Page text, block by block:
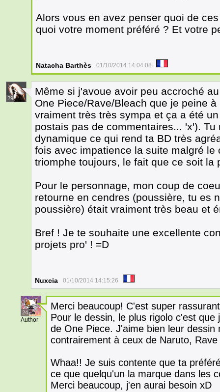
Alors vous en avez penser quoi de
quoi votre moment préféré ? Et votre
Natacha Barthès 01/10/2014 14:04:08
29
Même si j'avoue avoir peu accroché
One Piece/Rave/Bleach que je peine
vraiment très très sympa et ça a été
postais pas de commentaires... 'x').
dynamique ce qui rend ta BD très
fois avec impatience la suite malgré le
triomphe toujours, le fait que ce soit la
Pour le personnage, mon coup de
retourne en cendres (poussière, tu es
poussière) était vraiment très beau et
Bref ! Je te souhaite une excellente
projets pro' ! =D
Nuxcia 01/10/2014 14:15:26
24
Author
Merci beaucoup! C'est super
Pour le dessin, le plus rigolo c'est
de One Piece. J'aime bien leur dessin
contrairement à ceux de Naruto, Rave
Whaa!! Je suis contente que ta
ce que quelqu'un la marque dans les
Merci beaucoup, j'en aurai besoin xD